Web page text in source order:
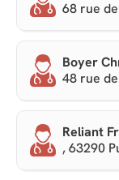
68 rue
Boyer
48 rue
Reliant
, 63290